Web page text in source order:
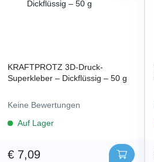
KRAFTPROTZ 3D-Druck-
Superkleber – Dickflüssig – 50 g
Keine Bewertungen
Auf Lager
€ 7,09